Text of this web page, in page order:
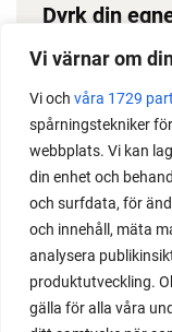
Vi värnar om
Vi och våra 1729
spårningstekniker
webbplats. Vi kan
din enhet och
och surfdata, för
och innehåll, mäta
analysera
produktutveckling.
gälla för alla våra
Dyrk din
Erter gir stor
en gullgruve i
ertedyrketips.